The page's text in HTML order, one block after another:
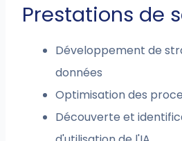
Prestations de
Développement de
données
Optimisation des
Découverte et